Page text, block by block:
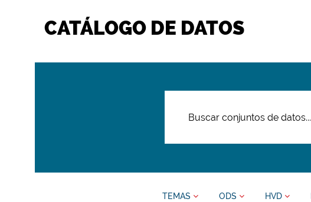
CATÁLOGO DE DATOS
TEMAS ODS HVD